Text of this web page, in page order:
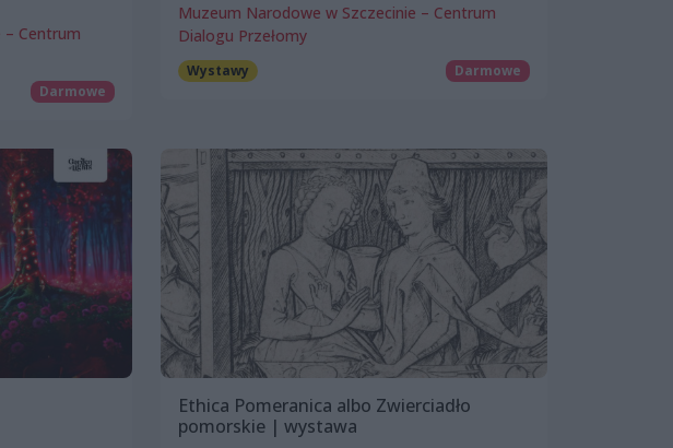
– Centrum
Darmowe
Muzeum Narodowe w Szczecinie – Centrum
Dialogu Przełomy
Wystawy Darmowe
Ethica Pomeranica albo Zwierciadło
pomorskie | wystawa